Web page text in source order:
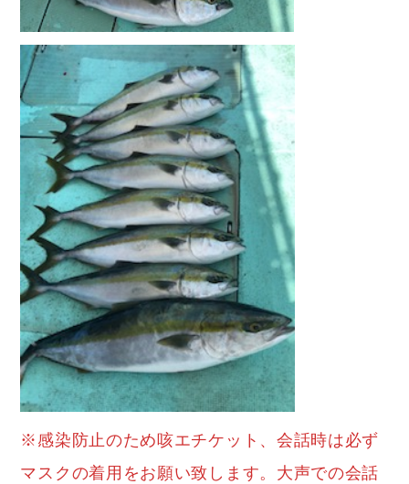
※感染防止のため咳エチケット、会話時は必ず
マスクの着用をお願い致します。大声での会話